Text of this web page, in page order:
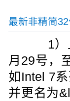
最新非精简
1）上
月29号，
如Intel 7
并更名为